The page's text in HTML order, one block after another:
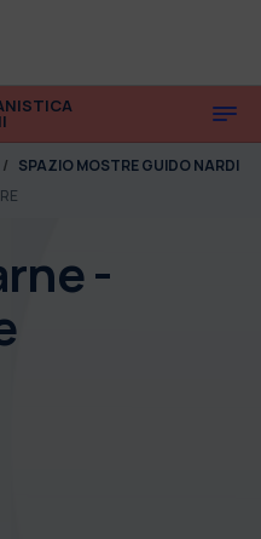
SPAZIO MOSTRE GUIDO NARDI
-